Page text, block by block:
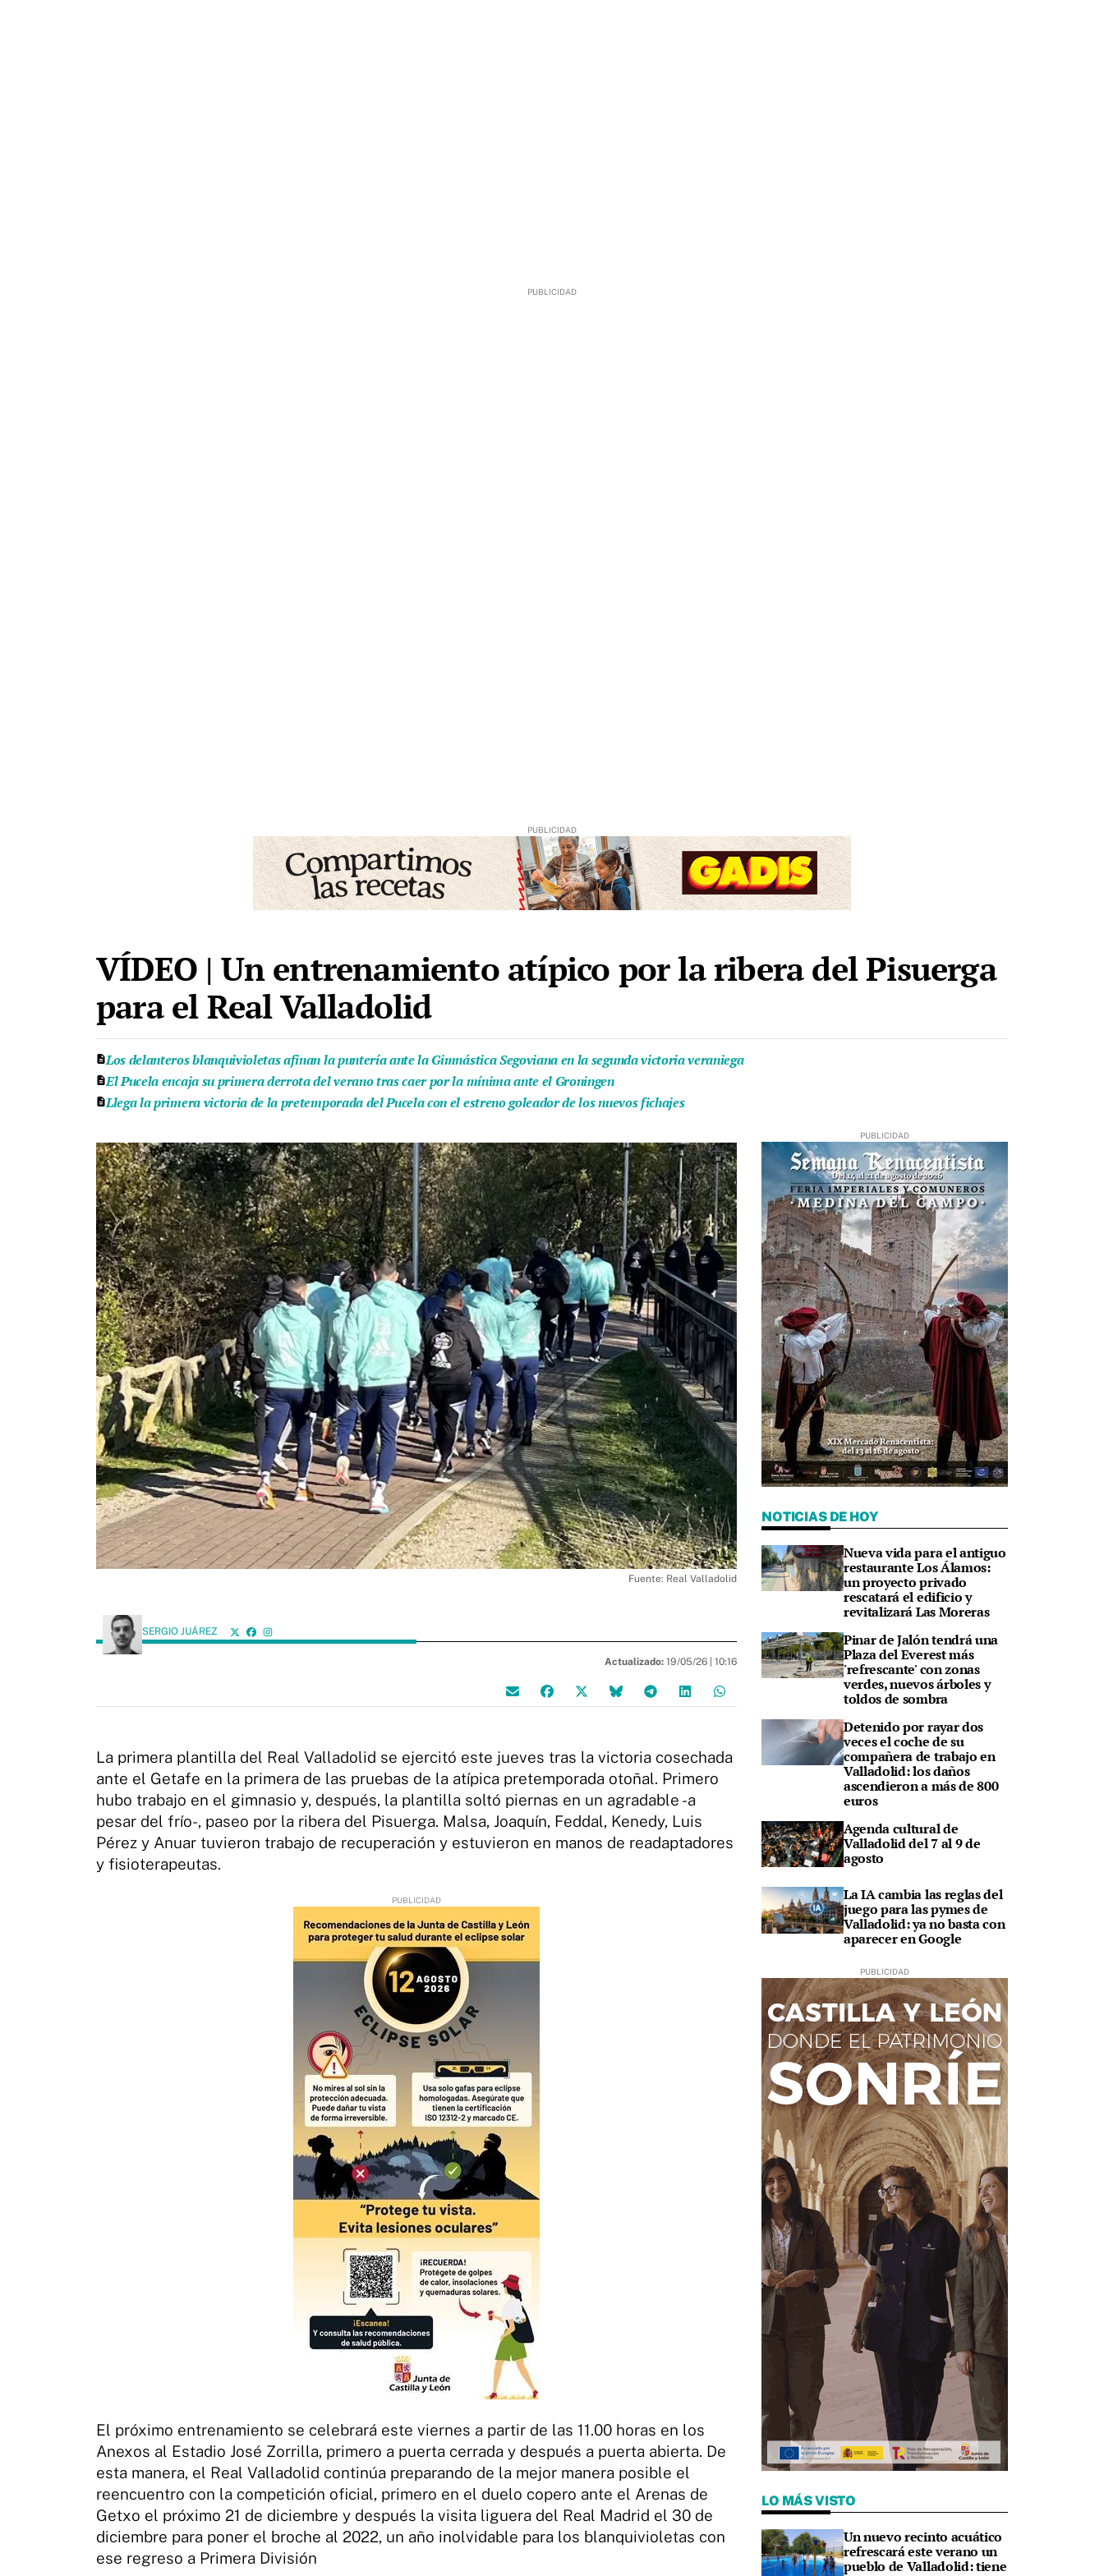
VÍDEO | Un entrenamiento atípico por la ribera del Pisuerga
para el Real Valladolid
Los delanteros blanquivioletas afinan la puntería ante la Gimnástica Segoviana en la segunda victoria veraniega
El Pucela encaja su primera derrota del verano tras caer por la mínima ante el Groningen
Llega la primera victoria de la pretemporada del Pucela con el estreno goleador de los nuevos fichajes
Fuente: Real Valladolid
SERGIO JUÁREZ
Actualizado: 19/05/26 | 10:16
La primera plantilla del Real Valladolid se ejercitó este jueves tras la victoria cosechada
ante el Getafe en la primera de las pruebas de la atípica pretemporada otoñal. Primero
hubo trabajo en el gimnasio y, después, la plantilla soltó piernas en un agradable -a
pesar del frío-, paseo por la ribera del Pisuerga. Malsa, Joaquín, Feddal, Kenedy, Luis
Pérez y Anuar tuvieron trabajo de recuperación y estuvieron en manos de readaptadores
y fisioterapeutas.
El próximo entrenamiento se celebrará este viernes a partir de las 11.00 horas en los
Anexos al Estadio José Zorrilla, primero a puerta cerrada y después a puerta abierta. De
esta manera, el Real Valladolid continúa preparando de la mejor manera posible el
reencuentro con la competición oficial, primero en el duelo copero ante el Arenas de
Getxo el próximo 21 de diciembre y después la visita liguera del Real Madrid el 30 de
diciembre para poner el broche al 2022, un año inolvidable para los blanquivioletas con
ese regreso a Primera División
NOTICIAS DE HOY
Nueva vida para el antiguo
restaurante Los Álamos:
un proyecto privado
rescatará el edificio y
revitalizará Las Moreras
Pinar de Jalón tendrá una
Plaza del Everest más
'refrescante' con zonas
verdes, nuevos árboles y
toldos de sombra
Detenido por rayar dos
veces el coche de su
compañera de trabajo en
Valladolid: los daños
ascendieron a más de 800
euros
Agenda cultural de
Valladolid del 7 al 9 de
agosto
La IA cambia las reglas del
juego para las pymes de
Valladolid: ya no basta con
aparecer en Google
LO MÁS VISTO
Un nuevo recinto acuático
refrescará este verano un
pueblo de Valladolid: tiene